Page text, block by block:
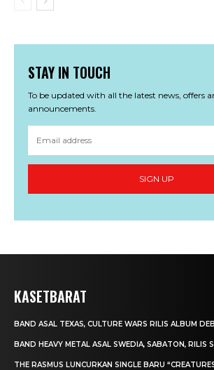
STAY IN TOUCH
To be updated with all the latest news, offers
announcements.
SIGN UP
KASETBARAT
BAND ASAL TEXAS, CULTURE WARS RILIS ALBUM
BAND HEAVY METAL ASAL SWEDIA, SABATON, RILIS
THE RASMUS LUNCURKAN SINGLE BARU